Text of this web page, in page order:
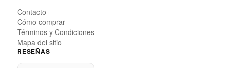
Contacto
Cómo comprar
Términos y Condiciones
Mapa del sitio
RESEÑAS